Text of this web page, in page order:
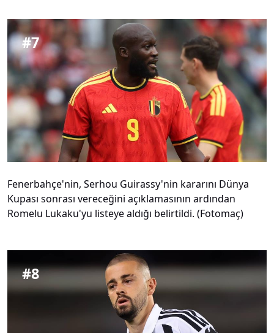
#7
Fenerbahçe'nin, Serhou Guirassy'nin kararını Dünya
Kupası sonrası vereceğini açıklamasının ardından
Romelu Lukaku'yu listeye aldığı belirtildi. (Fotomaç)
#8